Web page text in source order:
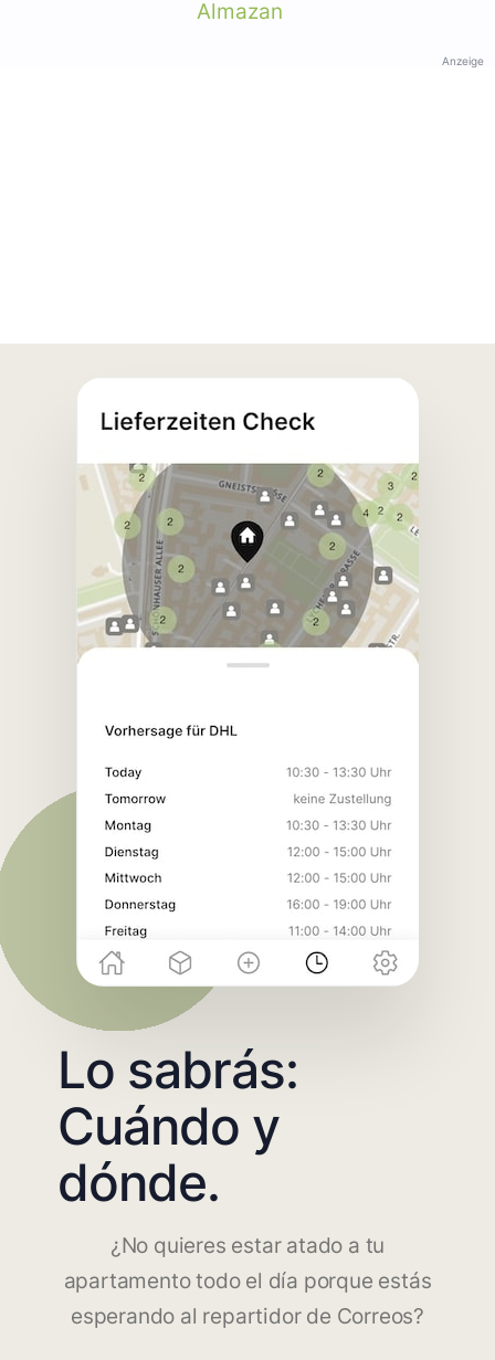
Almazan
Anzeige
Lo sabrás:
Cuándo y
dónde.
¿No quieres estar atado a tu
apartamento todo el día porque estás
esperando al repartidor de Correos?